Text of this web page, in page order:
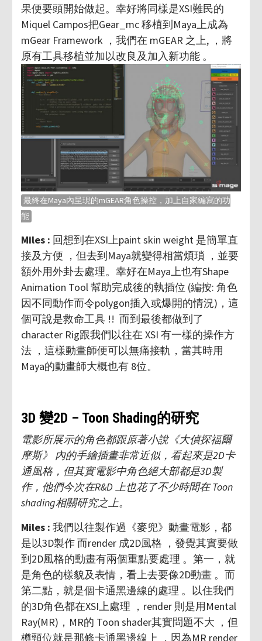
果便要頭開始做起。幸好將同樣是XSI難民的
Miquel Campos把Gear_mc 移植到Maya上成為
mGear Framework ，我們在 mGEAR 之上, ，將
原有工具移植並加以改良及加入新功能 。
最終在Maya內呈現的mGEAR角色操控，加上自家編寫的功
能
Miles : 回想到在XSI上paint skin weight 是簡單直
接及方便 ，但去到Maya就變得相當煩瑣 ，並要
額外用外卦去處理。幸好在Maya上也有Shape
Animation Tool 幫助完成後的執插位 (編按: 角色
因不同動作而令polygon插入或爆開的情況)，這
個可說是救命工具 !! 而到最後都做到了
character Rig跟我們以往在 XSI 有一樣的操作方
法 ，這樣動畫師便可以無痛接軌，當其時用
Maya的動畫師大概也有 8位。
3D 變2D – Toon Shading的研究
電影所展示的角色都跟原著小說《大偵探福爾
摩斯》 內的手繪插畫非常近似，看起來是2D卡
通風格，但其實電影中角色絕大部都是3D製
作，他們今次在R&D 上也花了不少時間在 Toon
shading相關研究之上。
Miles : 我們以往製作過《麥兜》動畫電影，都
是以3D製作 而render 成2D風格 ，發覺其實要做
到2D風格的動畫有兩個重點要處理 。第一，就
是角色的樣貌及表情，看上去要像2D動畫 。而
第二點，就是個卡通黑邊線的處理 。以住我們
的3D角色都在XSI上處理 ，render 則是用Mental
Ray(MR)，MR的 Toon shader其實問題不大 ，但
樽頸位就是那條卡通黑邊線上 ，因為MR render